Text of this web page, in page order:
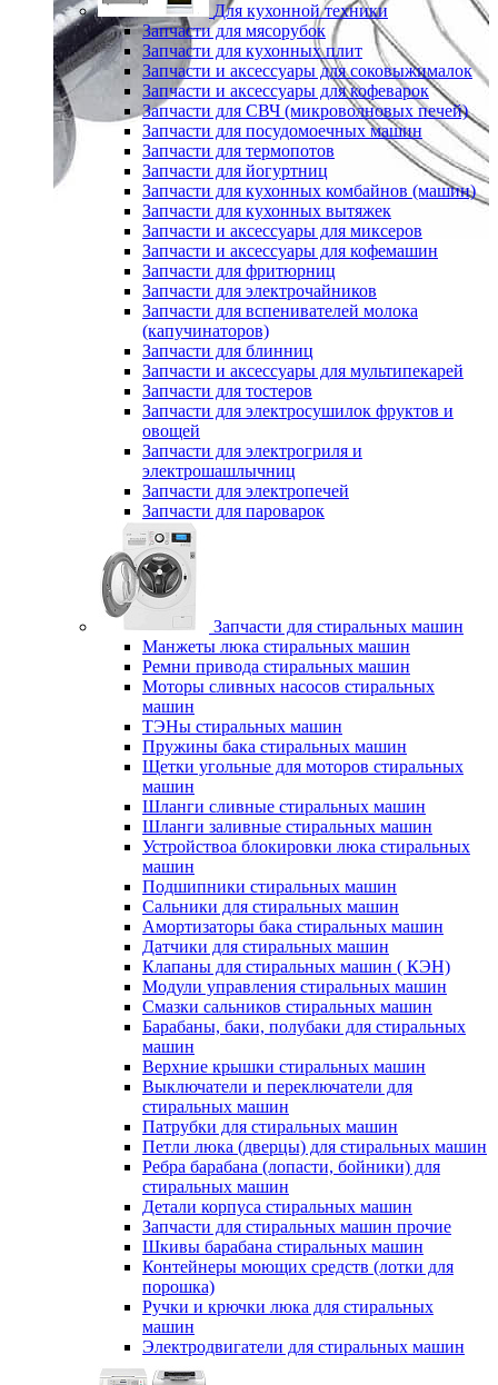
Для кухонной техники
Запчасти для мясорубок
Запчасти для кухонных плит
Запчасти и аксессуары для соковыжималок
Запчасти и аксессуары для кофеварок
Запчасти для СВЧ (микроволновых печей)
Запчасти для посудомоечных машин
Запчасти для термопотов
Запчасти для йогуртниц
Запчасти для кухонных комбайнов (машин)
Запчасти для кухонных вытяжек
Запчасти и аксессуары для миксеров
Запчасти и аксессуары для кофемашин
Запчасти для фритюрниц
Запчасти для электрочайников
Запчасти для вспенивателей молока
(капучинаторов)
Запчасти для блинниц
Запчасти и аксессуары для мультипекарей
Запчасти для тостеров
Запчасти для электросушилок фруктов и
овощей
Запчасти для электрогриля и
электрошашлычниц
Запчасти для электропечей
Запчасти для пароварок
Запчасти для стиральных машин
Манжеты люка стиральных машин
Ремни привода стиральных машин
Моторы сливных насосов стиральных
машин
ТЭНы стиральных машин
Пружины бака стиральных машин
Щетки угольные для моторов стиральных
машин
Шланги сливные стиральных машин
Шланги заливные стиральных машин
Устройствоа блокировки люка стиральных
машин
Подшипники стиральных машин
Сальники для стиральных машин
Амортизаторы бака стиральных машин
Датчики для стиральных машин
Клапаны для стиральных машин ( КЭН)
Модули управления стиральных машин
Смазки сальников стиральных машин
Барабаны, баки, полубаки для стиральных
машин
Верхние крышки стиральных машин
Выключатели и переключатели для
стиральных машин
Патрубки для стиральных машин
Петли люка (дверцы) для стиральных машин
Ребра барабана (лопасти, бойники) для
стиральных машин
Детали корпуса стиральных машин
Запчасти для стиральных машин прочие
Шкивы барабана стиральных машин
Контейнеры моющих средств (лотки для
порошка)
Ручки и крючки люка для стиральных
машин
Электродвигатели для стиральных машин